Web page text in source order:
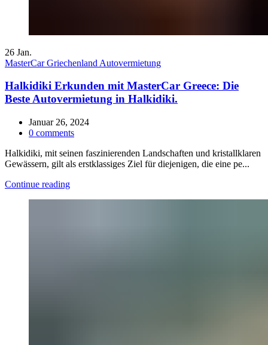
26 Jan.
MasterCar Griechenland Autovermietung
Halkidiki Erkunden mit MasterCar Greece: Die
Beste Autovermietung in Halkidiki.
Januar 26, 2024
0 comments
Halkidiki, mit seinen faszinierenden Landschaften und kristallklaren
Gewässern, gilt als erstklassiges Ziel für diejenigen, die eine pe...
Continue reading